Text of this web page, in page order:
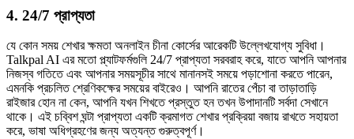
4. 24/7 প্রাপ্যতা
যে কোন সময় শেখার ক্ষমতা অনলাইন চীনা কোর্সের আরেকটি উল্লেখযোগ্য সুবিধা।
Talkpal AI এর মতো প্ল্যাটফর্মগুলি 24/7 প্রাপ্যতা সরবরাহ করে, যাতে আপনি আপনার
নিজস্ব গতিতে এবং আপনার সময়সূচীর সাথে মানানসই সময়ে পড়াশোনা করতে পারেন,
এমনকি প্রচলিত শ্রেণিকক্ষের সময়ের বাইরেও। আপনি রাতের পেঁচা বা তাড়াতাড়ি
রাইজার হোন না কেন, আপনি যখন শিখতে প্রস্তুত হন তখন উপাদানটি সর্বদা সেখানে
থাকে। এই চব্বিশ ঘন্টা প্রাপ্যতা একটি ক্রমাগত শেখার প্রক্রিয়া বজায় রাখতে সহায়তা
করে, ভাষা অধিগ্রহণের জন্য অত্যন্ত গুরুত্বপূর্ণ।